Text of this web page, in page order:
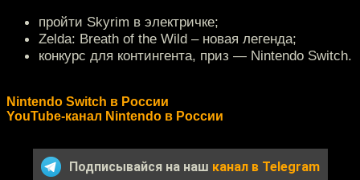
пройти Skyrim в электричке;
Zelda: Breath of the Wild – новая легенда;
конкурс для контингента, приз — Nintendo Switch.
Nintendo Switch в России
YouTube-канал Nintendo в России
Подписывайся на наш канал в Telegram